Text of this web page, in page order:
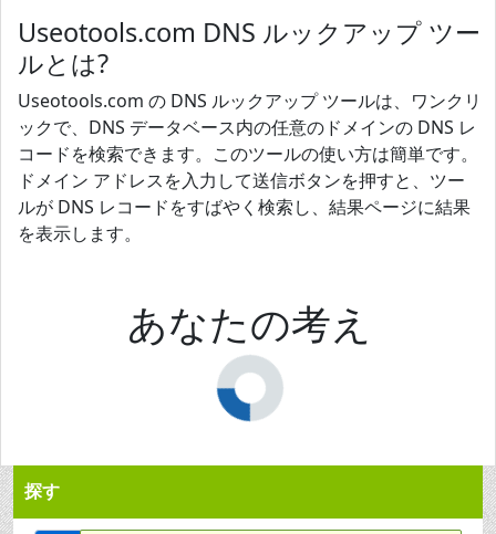
Useotools.com DNS ルックアップ ツー
ルとは?
Useotools.com の DNS ルックアップ ツールは、ワンクリ
ックで、DNS データベース内の任意のドメインの DNS レ
コードを検索できます。このツールの使い方は簡単です。
ドメイン アドレスを入力して送信ボタンを押すと、ツー
ルが DNS レコードをすばやく検索し、結果ページに結果
を表示します。
あなたの考え
探す